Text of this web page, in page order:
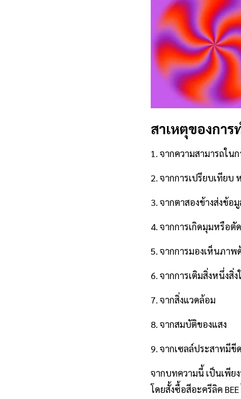
สาเหตุของการ
1. จากความสามารถใน
2. จากการเปรียบเทียบ
3. จากตาสองข้างส่งข้อ
4. จากการเกิดมุมหรือตั
5. จากการมองเห็นภา
6. จากการเติมสิ่งหนึ่งสิ่
7. จากสิ่งแวดล้อม
8. จากสมบัติของแสง
9. จากเซลล์ประสาทมีขี
จากบทความนี้ เป็นเพีย
โดยสั้งซื้อสีอะครีลิค